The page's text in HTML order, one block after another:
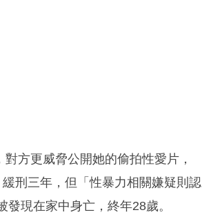
方更威脅公開她的偷拍性愛片，
刑三年，但「性暴力相關嫌疑則認
現在家中身亡，終年28歲。